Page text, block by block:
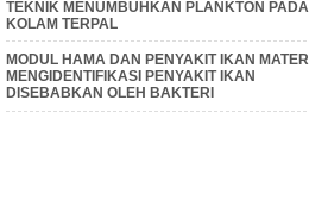
TEKNIK MENUMBUHKAN PLANKTON PADA
KOLAM TERPAL
MODUL HAMA DAN PENYAKIT IKAN MATERI
MENGIDENTIFIKASI PENYAKIT IKAN
DISEBABKAN OLEH BAKTERI